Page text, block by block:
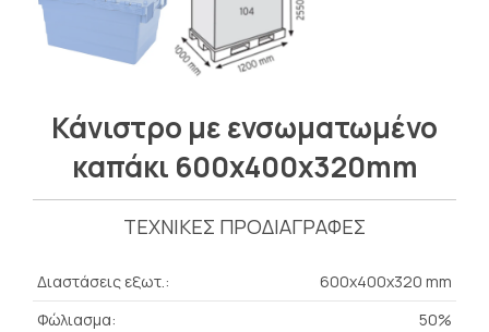
Κάνιστρο με ενσωματωμένο
καπάκι 600x400x320mm
ΤΕΧΝΙΚΕΣ ΠΡΟΔΙΑΓΡΑΦΕΣ
Διαστάσεις εξωτ.:
600x400x320 mm
Φώλιασμα:
50%